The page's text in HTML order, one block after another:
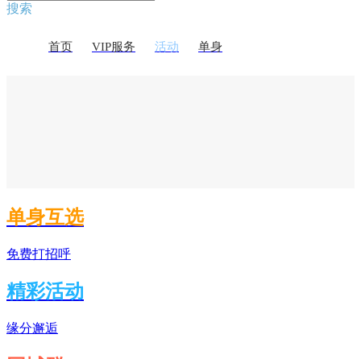
搜索
首页 VIP服务 活动 单身
单身互选
免费打招呼
精彩活动
缘分邂逅